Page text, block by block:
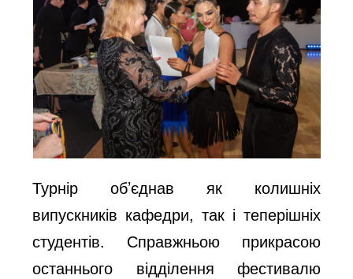
Турнір об’єднав як колишніх
випускників кафедри, так і теперішніх
студентів. Справжньою прикрасою
останнього відділення фестивалю